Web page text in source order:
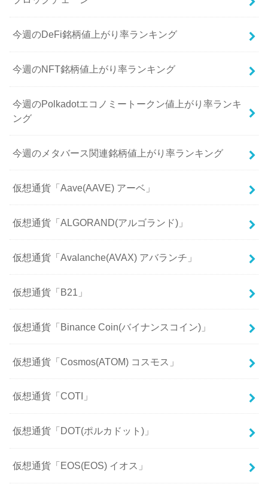
今週のDeFi銘柄値上がり率ランキング
今週のNFT銘柄値上がり率ランキング
今週のPolkadotエコノミートークン値上がり率ランキ
ング
今週のメタバース関連銘柄値上がり率ランキング
仮想通貨「Aave(AAVE) アーベ」
仮想通貨「ALGORAND(アルゴランド)」
仮想通貨「Avalanche(AVAX) アバランチ」
仮想通貨「B21」
仮想通貨「Binance Coin(バイナンスコイン)」
仮想通貨「Cosmos(ATOM) コスモス」
仮想通貨「COTI」
仮想通貨「DOT(ポルカドット)」
仮想通貨「EOS(EOS) イオス」